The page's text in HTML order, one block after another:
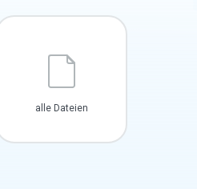
alle Dateien